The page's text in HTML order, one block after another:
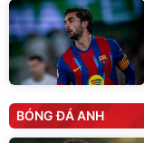
BÓNG ĐÁ ANH